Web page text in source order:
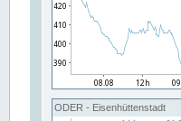
ODER - Eisenhüttenstadt